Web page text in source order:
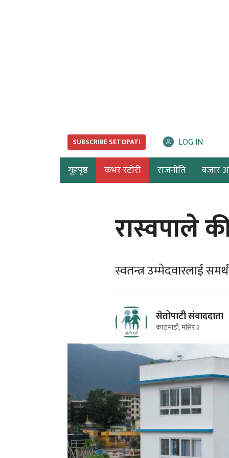
SUBSCRIBE SETOPATI LOG IN
गृहपृष्ठ कभर स्टोरी राजनीति बजार
रास्वपाले
स्वतन्त्र उम्मेदवारलाई
सेतोपाटी संवाददाता
काठमाडौं, मंसिर २